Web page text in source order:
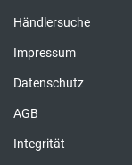
Händlersuche
Impressum
Datenschutz
AGB
Integrität